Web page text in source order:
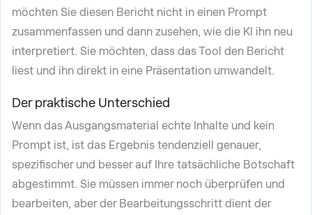
möchten Sie diesen Bericht nicht in einen Prompt
zusammenfassen und dann zusehen, wie die KI ihn neu
interpretiert. Sie möchten, dass das Tool den Bericht
liest und ihn direkt in eine Präsentation umwandelt.
Der praktische Unterschied
Wenn das Ausgangsmaterial echte Inhalte und kein
Prompt ist, ist das Ergebnis tendenziell genauer,
spezifischer und besser auf Ihre tatsächliche Botschaft
abgestimmt. Sie müssen immer noch überprüfen und
bearbeiten, aber der Bearbeitungsschritt dient der